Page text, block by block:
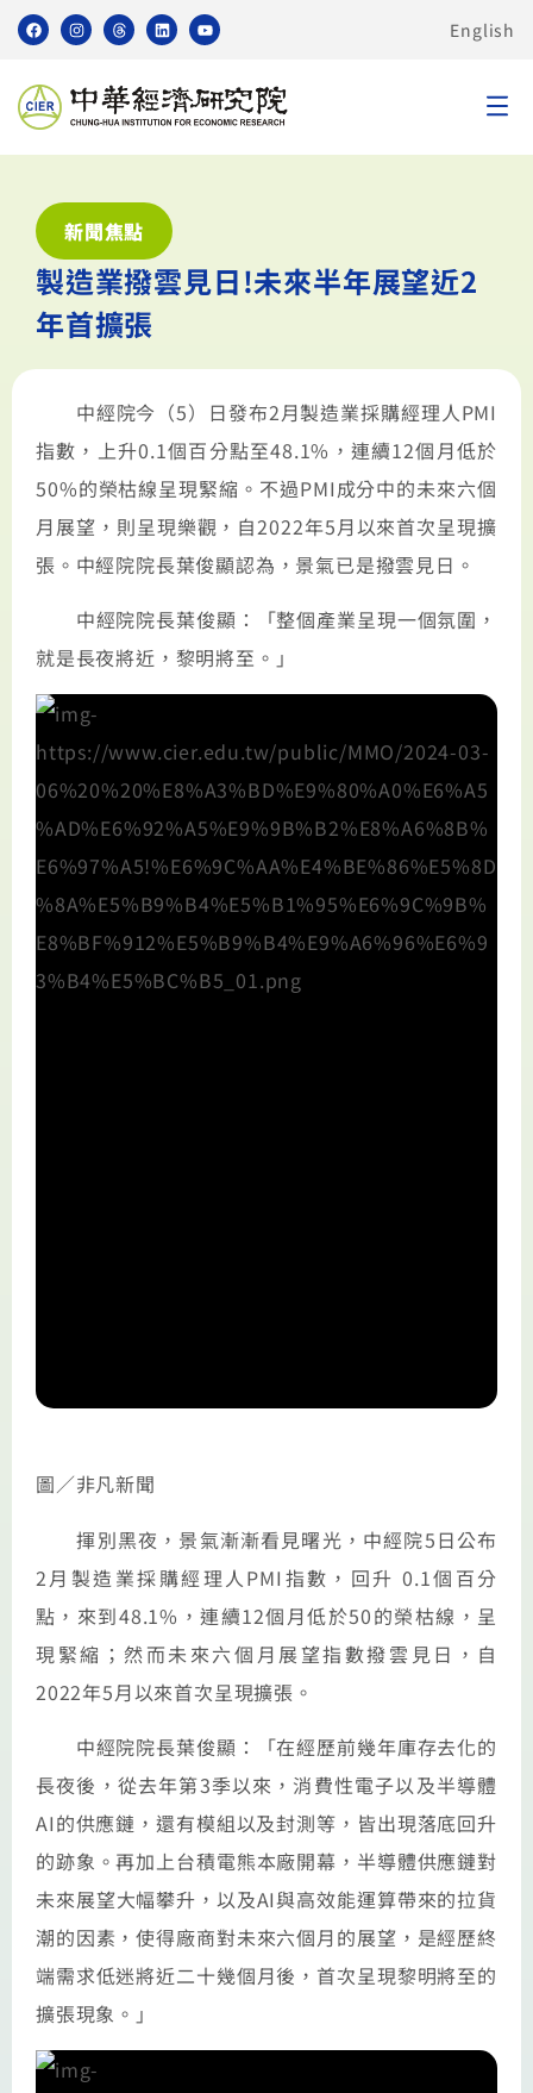
English
新聞焦點
製造業撥雲見日!未來半年展望近2
年首擴張
中經院今（5）日發布2月製造業採購經理人PMI
指數，上升0.1個百分點至48.1%，連續12個月低於
50%的榮枯線呈現緊縮。不過PMI成分中的未來六個
月展望，則呈現樂觀，自2022年5月以來首次呈現擴
張。中經院院長葉俊顯認為，景氣已是撥雲見日。
中經院院長葉俊顯：「整個產業呈現一個氛圍，
就是長夜將近，黎明將至。」
圖／非凡新聞
揮別黑夜，景氣漸漸看見曙光，中經院5日公布
2月製造業採購經理人PMI指數，回升 0.1個百分
點，來到48.1%，連續12個月低於50的榮枯線，呈
現緊縮；然而未來六個月展望指數撥雲見日，自
2022年5月以來首次呈現擴張。
中經院院長葉俊顯：「在經歷前幾年庫存去化的
長夜後，從去年第3季以來，消費性電子以及半導體
AI的供應鏈，還有模組以及封測等，皆出現落底回升
的跡象。再加上台積電熊本廠開幕，半導體供應鏈對
未來展望大幅攀升，以及AI與高效能運算帶來的拉貨
潮的因素，使得廠商對未來六個月的展望，是經歷終
端需求低迷將近二十幾個月後，首次呈現黎明將至的
擴張現象。」